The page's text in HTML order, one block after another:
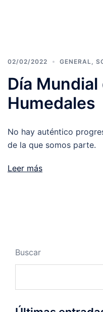
02/02/2022 GENERAL
Día Mundial
Humedales
No hay auténtico
de la que somos parte.
Leer más
Buscar